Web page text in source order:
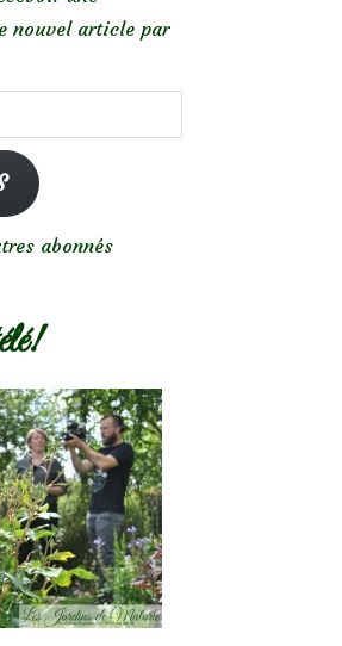
nouvel article par
abonnés